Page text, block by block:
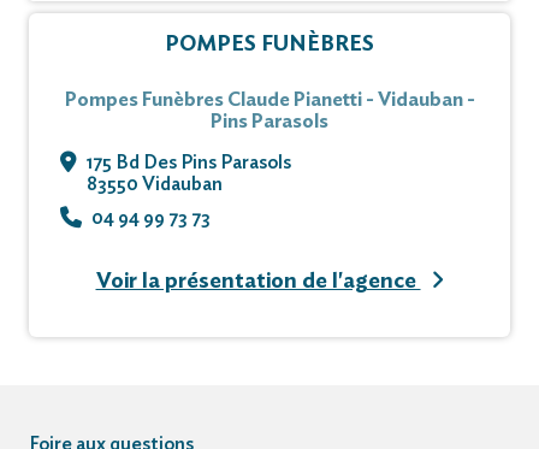
POMPES FUNÈBRES
Pompes Funèbres Claude Pianetti - Vidauban -
Pins Parasols
175 Bd Des Pins Parasols
83550 Vidauban
04 94 99 73 73
Voir la présentation de l'agence
Foire aux questions